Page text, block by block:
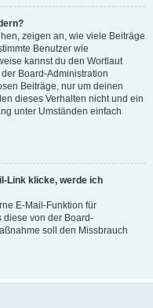
zeigen an, wie viele Beiträge
Benutzer wie
kannst du den Wortlaut
Board-Administration
Beiträge, nur um deinen
dieses Verhalten nicht und ein
unter Umständen einfach
Link klicke, werde ich
E-Mail-Funktion für
diese von der Board-
soll den Missbrauch